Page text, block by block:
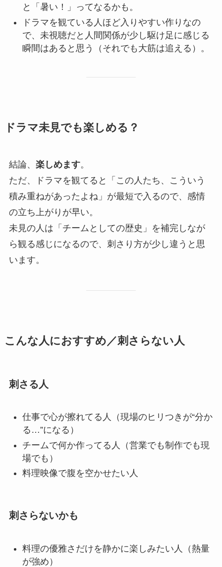
と「暑い！」ってなるかも。
ドラマを観ている人ほど入りやすい作りなの
で、未視聴だと人間関係が少し駆け足に感じる
瞬間はあると思う（それでも大筋は追える）。
ドラマ未見でも楽しめる？
結論、 楽しめます。
ただ、ドラマを観てると「この人たち、こういう
積み重ねがあったよね」が最短で入るので、感情
の立ち上がりが早い。
未見の人は「チームとしての歴史」を補完しなが
ら観る感じになるので、刺さり方が少し違うと思
います。
こんな人におすすめ／刺さらない人
刺さる人
仕事で心が擦れてる人（現場のヒリつきが“分か
る…”になる）
チームで何か作ってる人（営業でも制作でも現
場でも）
料理映像で腹を空かせたい人
刺さらないかも
料理の優雅さだけを静かに楽しみたい人（熱量
が強め）